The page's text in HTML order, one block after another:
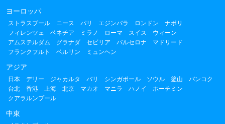
ヨーロッパ
ストラスブール ニース パリ エジンバラ ロンドン
ナポリ
フィレンツェ
ベネチア ミラノ ローマ スイス
ウィーン
アムステルダム
グラナダ セビリア バルセロナ
マドリード
フランクフルト
ベルリン ミュンヘン
アジア
日本 デリー ジャカルタ バリ シンガポール ソウル 釜山
バンコク
台北
香港 上海 北京 マカオ マニラ ハノイ
ホーチミン
クアラルンプール
中東